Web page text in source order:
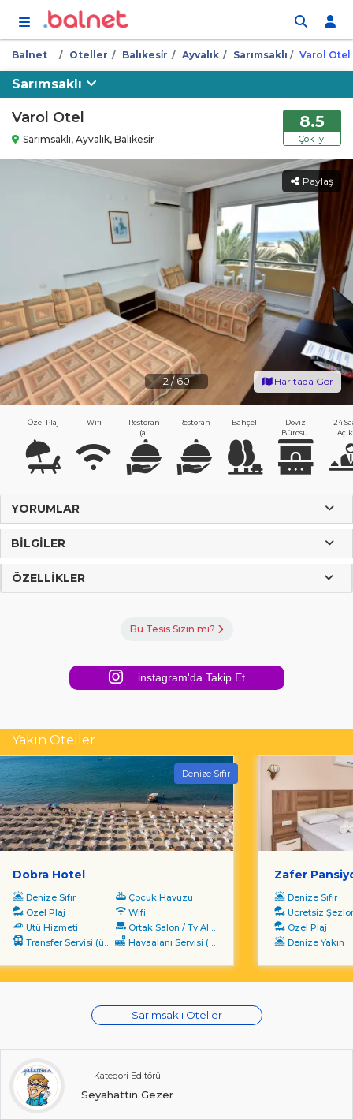
Balnet Oteller Balıkesi̇r Ayvalık Sarımsaklı Varol Otel
Sarımsaklı
Varol Otel
Sarımsaklı, Ayvalık, Balıkesir
8.5
Çok İyi
2 /60
Paylaş
Haritada Gör
Özel Plaj Wifi
Restoran
(al.
Restoran Bahçeli
Döviz
Bürosu.
24
YORUMLAR
BILGILER
ÖZELLIKLER
Bu Tesis Sizin mi?
instagram'da Takip Et
Yakın Oteller
Denize Sıfır
Dobra Hotel
Denize Sıfır
Çocuk Havuzu
Özel Plaj
Wifi
Ütü Hizmeti
Ortak Salon / Tv Alanı
Transfer Servisi (ücretli)
Havaalanı Servisi (ücretli)
Zafer
Denize Sıfır
Ücretsiz
Özel Plaj
Denize Yakın
Sarımsaklı Oteller
Kategori Editörü
Seyahattin Gezer